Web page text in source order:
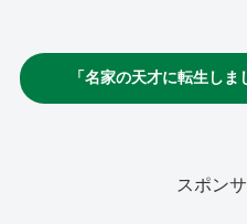
「名家の天才に転生し
スポン